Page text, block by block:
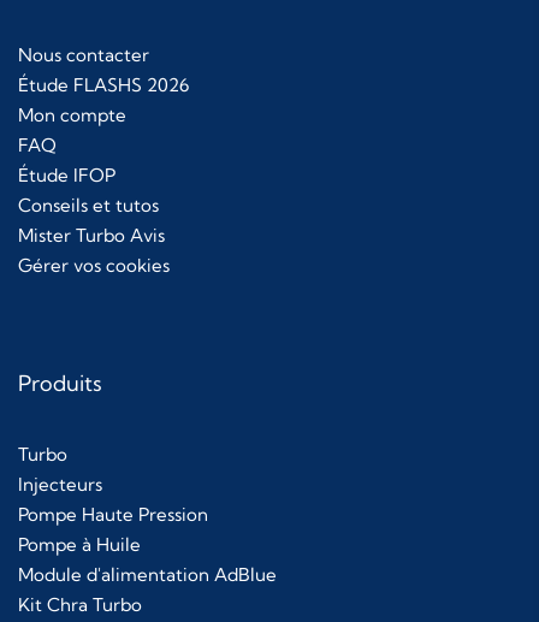
Nous contacter
Étude FLASHS 2026
Mon compte
FAQ
Étude IFOP
Conseils et tutos
Mister Turbo Avis
Gérer vos cookies
Produits
Turbo
Injecteurs
Pompe Haute Pression
Pompe à Huile
Module d'alimentation AdBlue
Kit Chra Turbo